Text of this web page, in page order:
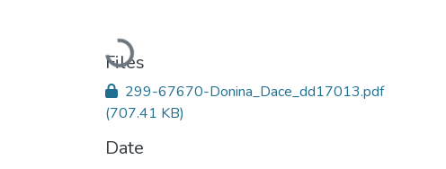
Loading...
Files
299-67670-Donina_Dace_dd17013.pdf
(707.41 KB)
Date